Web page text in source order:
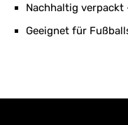
Nachhaltig verpackt
Geeignet für